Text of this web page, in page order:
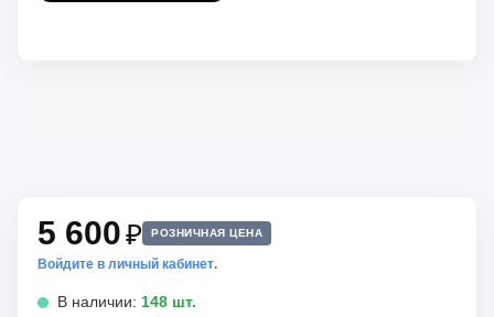
5 600₽ РОЗНИЧНАЯ ЦЕНА
Войдите в личный кабинет.
В наличии: 148 шт.